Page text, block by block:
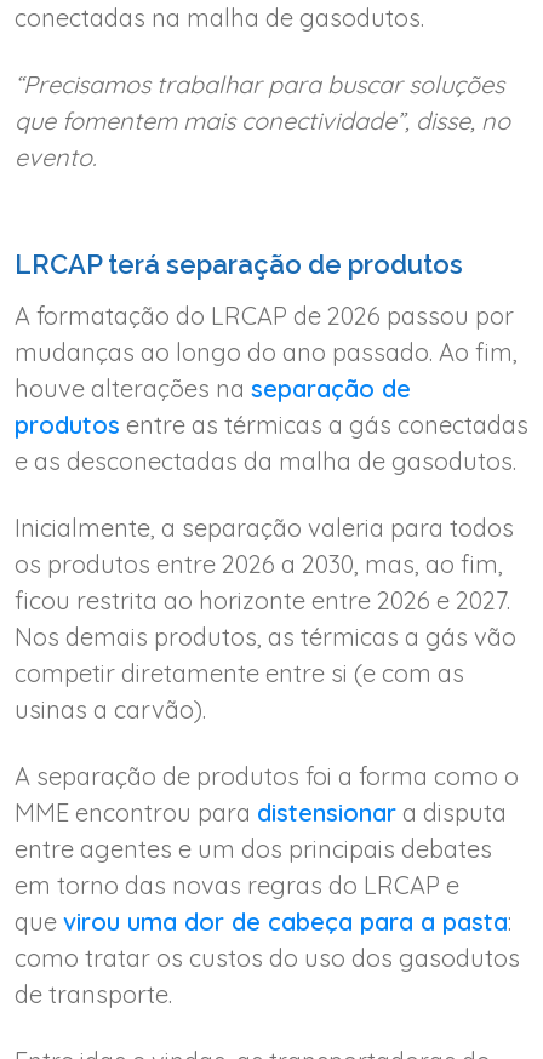
conectadas na malha de gasodutos.
“Precisamos trabalhar para buscar soluções
que fomentem mais conectividade”, disse, no
evento.
LRCAP terá separação de produtos
A formatação do LRCAP de 2026 passou por
mudanças ao longo do ano passado. Ao fim,
houve alterações na separação de
produtos entre as térmicas a gás conectadas
e as desconectadas da malha de gasodutos.
Inicialmente, a separação valeria para todos
os produtos entre 2026 a 2030, mas, ao fim,
ficou restrita ao horizonte entre 2026 e 2027.
Nos demais produtos, as térmicas a gás vão
competir diretamente entre si (e com as
usinas a carvão).
A separação de produtos foi a forma como o
MME encontrou para distensionar a disputa
entre agentes e um dos principais debates
em torno das novas regras do LRCAP e
que virou uma dor de cabeça para a pasta:
como tratar os custos do uso dos gasodutos
de transporte.